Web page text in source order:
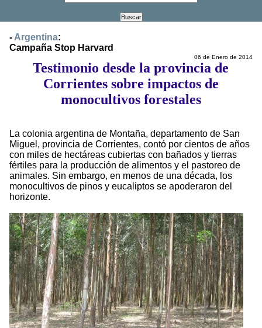
- Argentina:
Campaña Stop Harvard
06 de Enero de 2014
Testimonio desde la provincia de
Corrientes sobre impactos de
monocultivos forestales
La colonia argentina de Montaña, departamento de San
Miguel, provincia de Corrientes, contó por cientos de años
con miles de hectáreas cubiertas con bañados y tierras
fértiles para la producción de alimentos y el pastoreo de
animales. Sin embargo, en menos de una década, los
monocultivos de pinos y eucaliptos se apoderaron del
horizonte.